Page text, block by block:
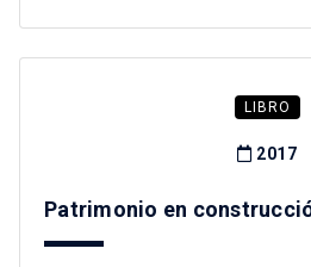
LIBRO
2017
Patrimonio en